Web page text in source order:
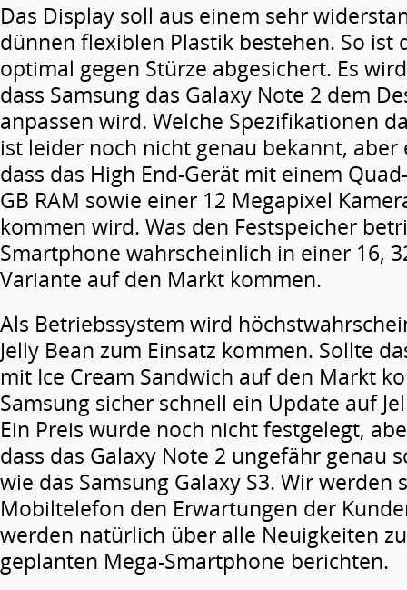
Das Display soll aus einem sehr
dünnen flexiblen Plastik bestehen. So ist
optimal gegen Stürze abgesichert. Es
dass Samsung das Galaxy Note 2 dem
anpassen wird. Welche Spezifikationen
ist leider noch nicht genau bekannt,
dass das High End-Gerät mit einem
GB RAM sowie einer 12 Megapixel
kommen wird. Was den Festspeicher
Smartphone wahrscheinlich in einer 16,
Variante auf den Markt kommen.
Als Betriebssystem wird
Jelly Bean zum Einsatz kommen. Sollte
mit Ice Cream Sandwich auf den Markt
Samsung sicher schnell ein Update auf
Ein Preis wurde noch nicht festgelegt,
dass das Galaxy Note 2 ungefähr genau
wie das Samsung Galaxy S3. Wir werden
Mobiltelefon den Erwartungen der
werden natürlich über alle Neuigkeiten
geplanten Mega-Smartphone berichten.